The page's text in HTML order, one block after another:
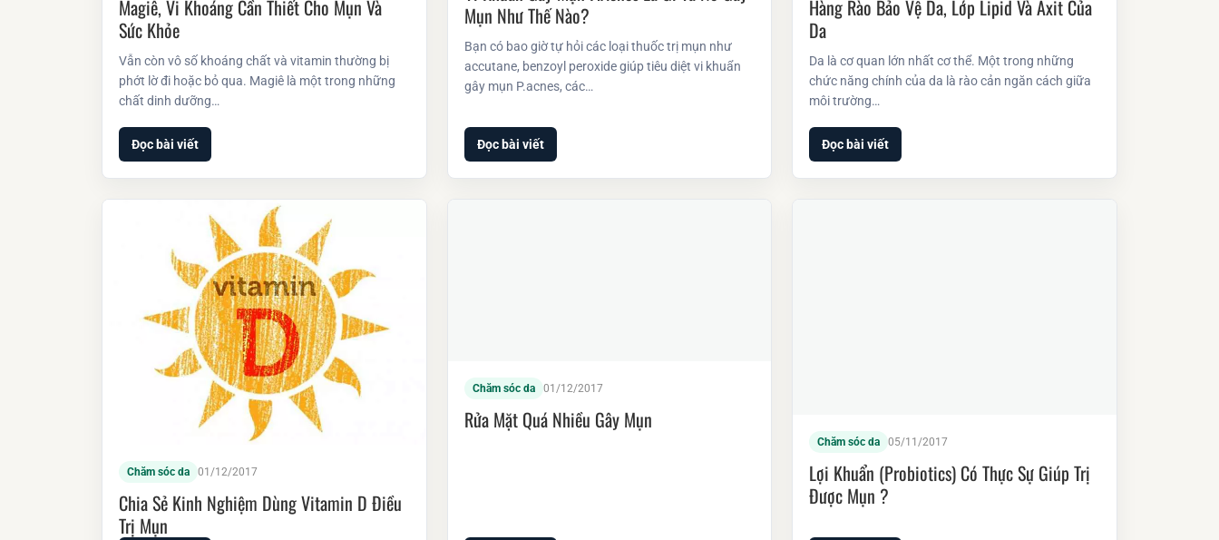
Magiê, Vi Khoáng Cần Thiết Cho Mụn Và
Sức Khỏe
Vẫn còn vô số khoáng chất và vitamin thường bị
phớt lờ đi hoặc bỏ qua. Magiê là một trong những
chất dinh dưỡng…
Đọc bài viết
Mụn Như Thế Nào?
Bạn có bao giờ tự hỏi các loại thuốc trị mụn như
accutane, benzoyl peroxide giúp tiêu diệt vi khuẩn
gây mụn P.acnes, các…
Đọc bài viết
Hàng Rào Bảo Vệ Da, Lớp Lipid Và Axit Của
Da
Da là cơ quan lớn nhất cơ thể. Một trong những
chức năng chính của da là rào cản ngăn cách giữa
môi trường…
Đọc bài viết
Chăm sóc da 01/12/2017
Chia Sẻ Kinh Nghiệm Dùng Vitamin D Điều
Trị Mụn
Chăm sóc da 01/12/2017
Rửa Mặt Quá Nhiều Gây Mụn
Chăm sóc da 05/11/2017
Lợi Khuẩn (Probiotics) Có Thực Sự Giúp Trị
Được Mụn ?